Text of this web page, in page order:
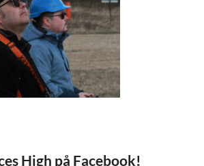
High på Facebook!